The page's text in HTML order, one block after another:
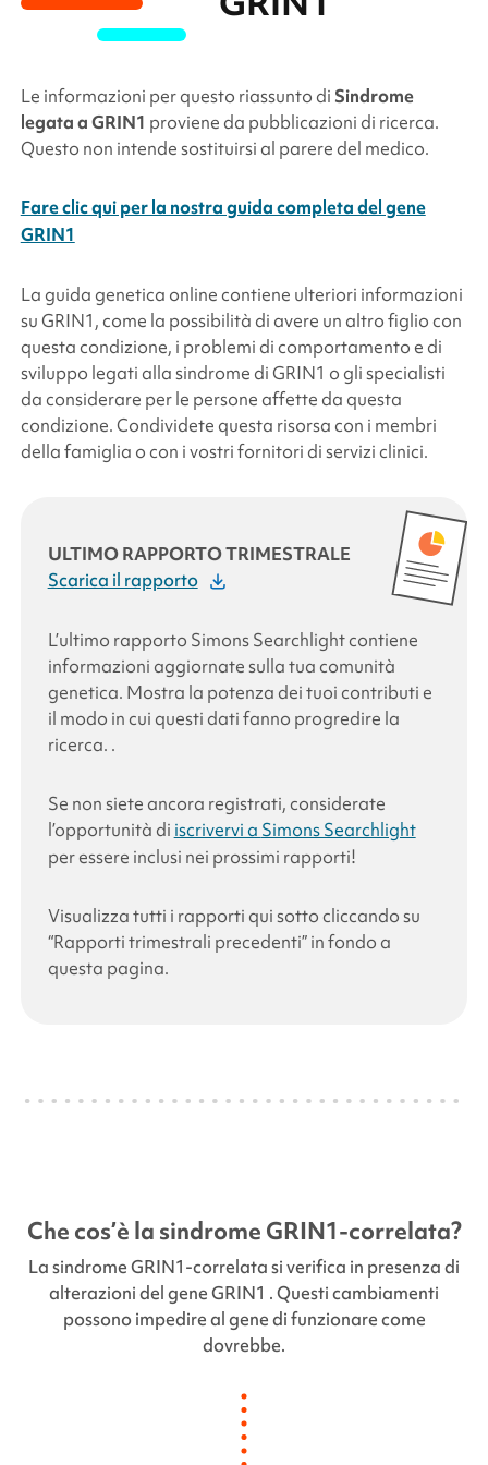
Le informazioni per questo riassunto di Sindrome
legata aGRIN1 proviene da pubblicazioni di ricerca.
Questo non intende sostituirsi al parere del medico.
Fare clic qui per la nostra guida completa del gene
GRIN1
La guida genetica online contiene ulteriori informazioni
suGRIN1, come la possibilità di avere un altro figlio con
questa condizione, i problemi di comportamento e di
sviluppo legati alla sindrome diGRIN1 o gli specialisti
da considerare per le persone affette da questa
condizione. Condividete questa risorsa con i membri
della famiglia o con i vostri fornitori di servizi clinici.
ULTIMO RAPPORTO TRIMESTRALE
Scarica il rapporto
L’ultimo rapporto Simons Searchlightcontiene
informazioni aggiornate sulla tua comunità
genetica. Mostra la potenza dei tuoi contributi e
il modo in cui questi dati fanno progredire la
ricerca. .
Se non siete ancora registrati, considerate
l’opportunità di iscrivervi a Simons Searchlight
per essere inclusi nei prossimi rapporti!
Visualizza tutti i rapporti qui sotto cliccando su
“Rapporti trimestrali precedenti” in fondo a
questa pagina.
Che cos’è la sindrome GRIN1-correlata?
La sindromeGRIN1-correlatasi verifica in presenza di
alterazioni del geneGRIN1 . Questi cambiamenti
possono impedire al gene di funzionare come
dovrebbe.